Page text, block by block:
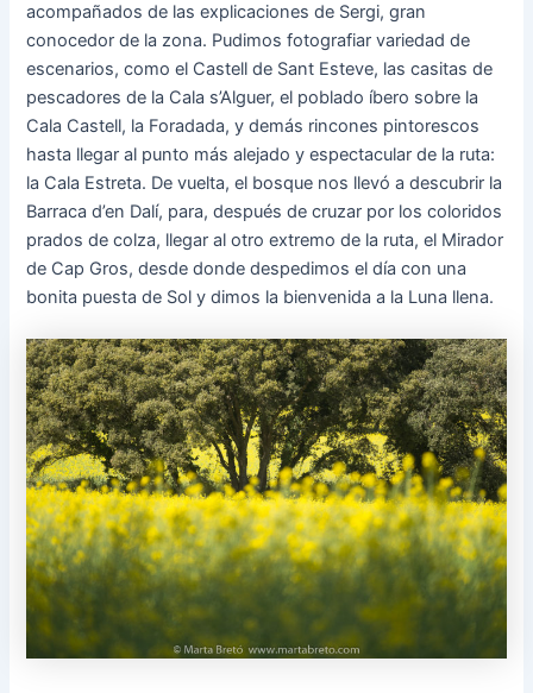
acompañados de las explicaciones de Sergi, gran
conocedor de la zona. Pudimos fotografiar variedad de
escenarios, como el Castell de Sant Esteve, las casitas de
pescadores de la Cala s’Alguer, el poblado íbero sobre la
Cala Castell, la Foradada, y demás rincones pintorescos
hasta llegar al punto más alejado y espectacular de la ruta:
la Cala Estreta. De vuelta, el bosque nos llevó a descubrir la
Barraca d’en Dalí, para, después de cruzar por los coloridos
prados de colza, llegar al otro extremo de la ruta, el Mirador
de Cap Gros, desde donde despedimos el día con una
bonita puesta de Sol y dimos la bienvenida a la Luna llena.